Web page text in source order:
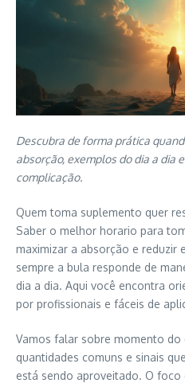
Descubra de forma prática
absorção, exemplos do dia a dia
complicação.
Quem toma suplemento quer
Saber o melhor horario para
maximizar a absorção e reduzir
sempre a bula responde de
dia a dia. Aqui você encontra
por profissionais e fáceis de
Vamos falar sobre momento do
quantidades comuns e sinais
está sendo aproveitado. O